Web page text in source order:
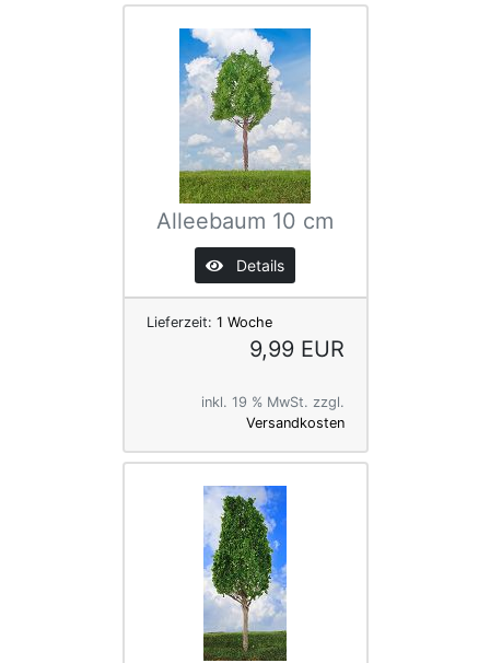
Alleebaum 10 cm
Details
Lieferzeit: 1 Woche
9,99 EUR
inkl. 19 % MwSt. zzgl.
Versandkosten